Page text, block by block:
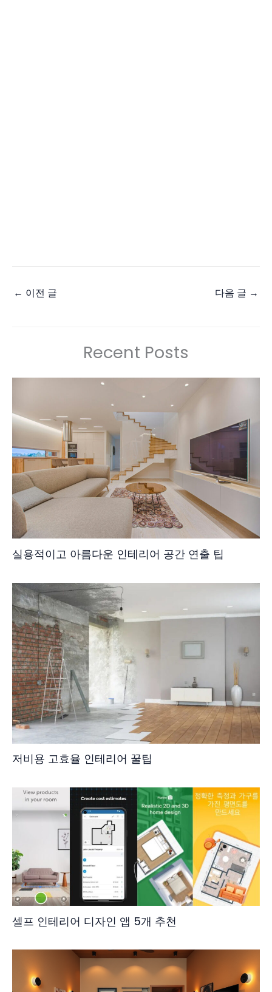
← 이전 글 다음 글 →
Recent Posts
실용적이고 아름다운 인테리어 공간 연출 팁
저비용 고효율 인테리어 꿀팁
셀프 인테리어 디자인 앱 5개 추천